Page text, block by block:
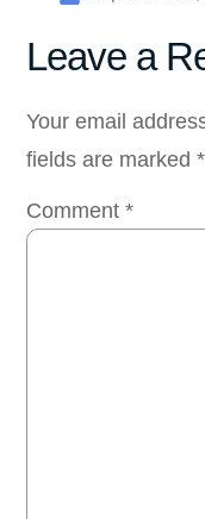
Leave a
Your email
fields are marked*
Comment*